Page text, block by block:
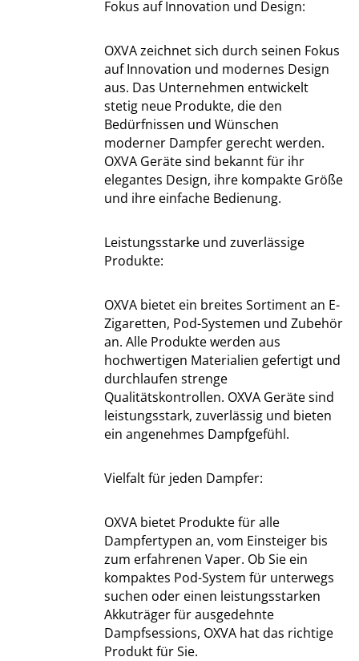
Fokus auf Innovation und Design:
OXVA zeichnet sich durch seinen Fokus
auf Innovation und modernes Design
aus. Das Unternehmen entwickelt
stetig neue Produkte, die den
Bedürfnissen und Wünschen
moderner Dampfer gerecht werden.
OXVA Geräte sind bekannt für ihr
elegantes Design, ihre kompakte Größe
und ihre einfache Bedienung.
Leistungsstarke und zuverlässige
Produkte:
OXVA bietet ein breites Sortiment an E-
Zigaretten, Pod-Systemen und Zubehör
an. Alle Produkte werden aus
hochwertigen Materialien gefertigt und
durchlaufen strenge
Qualitätskontrollen. OXVA Geräte sind
leistungsstark, zuverlässig und bieten
ein angenehmes Dampfgefühl.
Vielfalt für jeden Dampfer:
OXVA bietet Produkte für alle
Dampfertypen an, vom Einsteiger bis
zum erfahrenen Vaper. Ob Sie ein
kompaktes Pod-System für unterwegs
suchen oder einen leistungsstarken
Akkuträger für ausgedehnte
Dampfsessions, OXVA hat das richtige
Produkt für Sie.